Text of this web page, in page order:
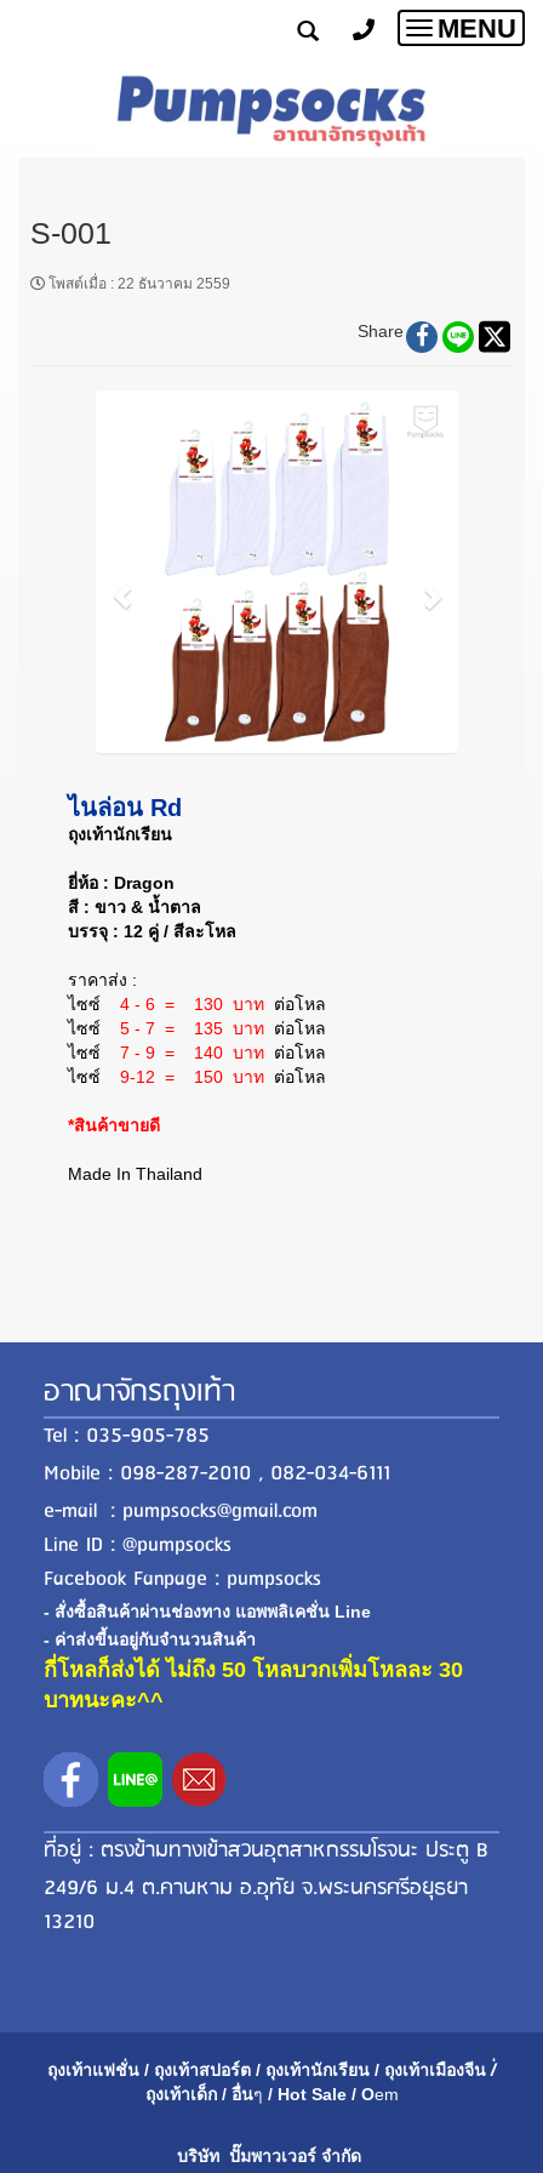
Toggle
MENU
S-001
โพสต์เมื่อ : 22 ธันวาคม 2559
Share
ไนล่อน Rd
ถุงเท้านักเรียน
ยี่ห้อ : Dragon
สี : ขาว & น้ำตาล
บรรจุ : 12 คู่ / สีละโหล
ราคาส่ง :
ไซซ์ 4 - 6 = 130 บาท ต่อโหล
ไซซ์ 5 - 7 = 135 บาท ต่อโหล
ไซซ์ 7 - 9 = 140 บาท ต่อโหล
ไซซ์
9-12 = 150 บาท ต่อโหล
*สินค้าขายดี
Made In Thailand
อาณาจักรถุงเท้า
Tel : 035-905-785
Mobile : 098-287-2010 , 082-034-6111
e-mail : pumpsocks@gmail.com
Line ID : @pumpsocks
Facebook Fanpage : pumpsocks
- สั่งซื้อสินค้าผ่านช่องทาง แอพพลิเคชั่น Line
- ค่าส่งขี้นอยู่กับจำนวนสินค้า
กี่โหลก็ส่งได้ ไม่ถึง 50 โหลบวกเพิ่มโหลละ 30
บาทนะคะ^^
ที่อยู่ : ตรงข้ามทางเข้าสวนอุตสาหกรรมโรจนะ ประตู B
249/6 ม.4 ต.คานหาม อ.อุทัย จ.พระนครศรีอยุธยา
13210
ถุงเท้าแฟชั่น / ถุงเท้าสปอร์ต / ถุงเท้านักเรียน / ถุงเท้าเมืองจีน /่
ถุงเท้าเด็ก / อื่นๆ / Hot Sale / Oem
บริษัท ปั๊มพาวเวอร์ จำกัด